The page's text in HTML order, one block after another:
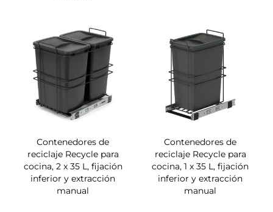
Contenedores de
reciclaje Recycle para
cocina, 2 x 35 L, fijación
inferior y extracción
manual
Contenedores de
reciclaje Recycle para
cocina, 1 x 35 L, fijación
inferior y extracción
manual